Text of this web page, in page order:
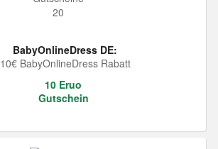
BabyOnlineDress DE:
10€ BabyOnlineDress Rabatt
10 Eruo
Gutschein